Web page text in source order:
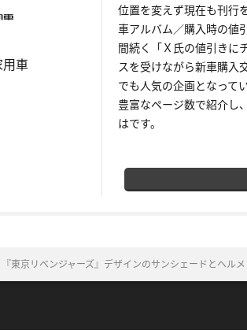
車
位置を変えず現在も刊行
車アルバム／購入時の値
間続く「Ｘ氏の値引きに
スを受けながら新車購入
でも人気の企画となって
豊富なページ数で紹介し
はです。
『東京リベンジャーズ』デザインのサンシェードとヘルメ